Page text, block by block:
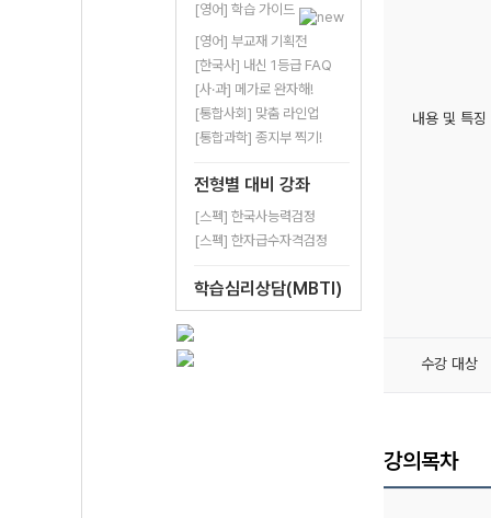
[영어] 학습 가이드
[영어] 부교재 기획전
[한국사] 내신 1등급 FAQ
[사·과] 메가로 완자해!
[통합사회] 맞춤 라인업
[통합과학] 종지부 찍기!
전형별 대비 강좌
[스펙] 한국사능력검정
[스펙] 한자급수자격검정
학습심리상담(MBTI)
내용 및 특징
수강 대상
강의목차